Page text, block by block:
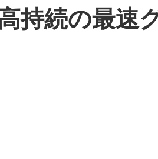
持続の最速